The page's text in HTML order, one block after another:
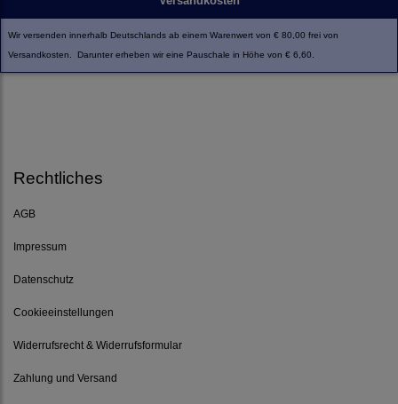
Wir versenden innerhalb Deutschlands ab einem Warenwert von € 80,00 frei von
Versandkosten. Darunter erheben wir eine Pauschale in Höhe von € 6,60.
Rechtliches
AGB
Impressum
Datenschutz
Cookieeinstellungen
Widerrufsrecht & Widerrufsformular
Zahlung und Versand